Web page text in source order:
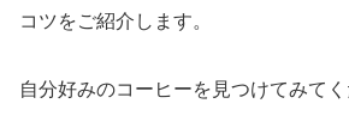
コツをご紹介します。
自分好みのコーヒーを見つけてみてく